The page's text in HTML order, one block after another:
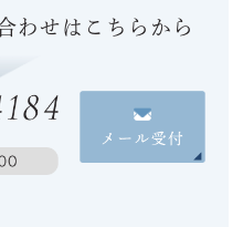
わせはこちらから